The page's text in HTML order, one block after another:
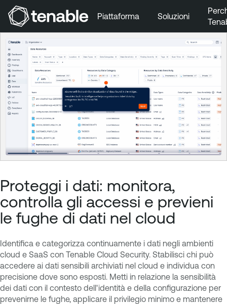
Vai a Contenuto principale
Vai a Piè di pagina
Piattaforma Soluzioni
Proteggi i dati: monitora,
controlla gli accessi e previeni
le fughe di dati nel cloud
Identifica e categorizza continuamente i dati negli ambienti
cloud e SaaS con Tenable Cloud Security. Stabilisci chi può
accedere ai dati sensibili archiviati nel cloud e individua con
precisione dove sono esposti. Metti in relazione la sensibilità
dei dati con il contesto dell'identità e della configurazione per
prevenirne le fughe, applicare il privilegio minimo e mantenere